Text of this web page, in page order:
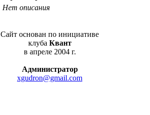
Нет описания
Сайт основан по инициативе
клуба Квант
в апреле 2004 г.
Администратор
xgudron@gmail.com